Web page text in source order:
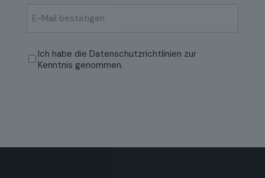
Mail
Mail
bestätigen
Datenschutzrichtlinien(erforderlich)
Ich habe die Datenschutzrichtlinien zur
Kenntnis genommen.